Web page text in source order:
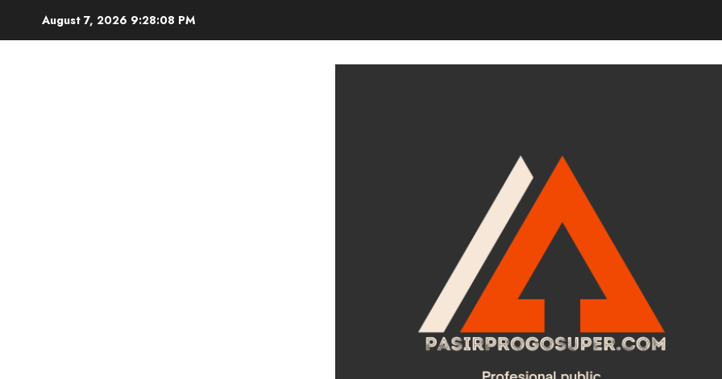
August 7, 2026 9:28:10 PM